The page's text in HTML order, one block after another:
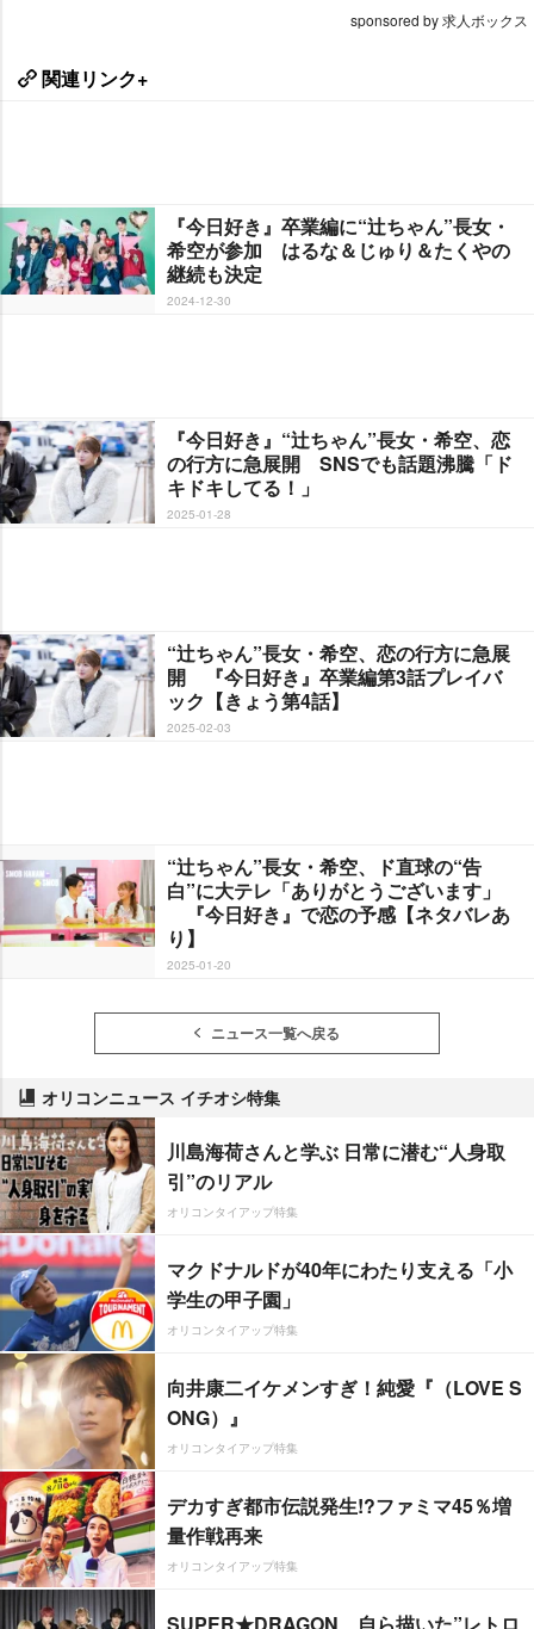
sponsored by 求人ボックス
関連リンク+
『今日好き』卒業編に“辻ちゃん”長女・
希空が参加 はるな＆じゅり＆たくやの
継続も決定
2024-12-30
『今日好き』“辻ちゃん”長女・希空、恋
の行方に急展開 SNSでも話題沸騰「ド
キドキしてる！」
2025-01-28
“辻ちゃん”長女・希空、恋の行方に急展
開 『今日好き』卒業編第3話プレイバ
ック【きょう第4話】
2025-02-03
“辻ちゃん”長女・希空、ド直球の“告
白”に大テレ「ありがとうございます」
『今日好き』で恋の予感【ネタバレあ
り】
2025-01-20
ニュース一覧へ戻る
オリコンニュース イチオシ特集
川島海荷さんと学ぶ 日常に潜む“人身取
引”のリアル
オリコンタイアップ特集
マクドナルドが40年にわたり支える「小
学生の甲子園」
オリコンタイアップ特集
向井康二イケメンすぎ！純愛『（LOVE S
ONG）』
オリコンタイアップ特集
デカすぎ都市伝説発生!?ファミマ45％増
量作戦再来
オリコンタイアップ特集
SUPER★DRAGON、自ら描いた”レトロ